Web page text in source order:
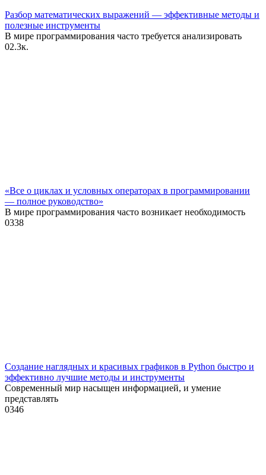
Разбор математических выражений — эффективные методы и
полезные инструменты
В мире программирования часто требуется анализировать
02.3к.
«Все о циклах и условных операторах в программировании
— полное руководство»
В мире программирования часто возникает необходимость
0338
Создание наглядных и красивых графиков в Python быстро и
эффективно лучшие методы и инструменты
Современный мир насыщен информацией, и умение
представлять
0346